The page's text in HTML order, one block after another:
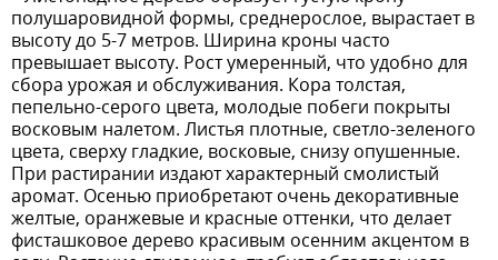
полушаровидной формы, среднерослое, вырастает в
высоту до 5-7 метров. Ширина кроны часто
превышает высоту. Рост умеренный, что удобно для
сбора урожая и обслуживания. Кора толстая,
пепельно-серого цвета, молодые побеги покрыты
восковым налетом. Листья плотные, светло-зеленого
цвета, сверху гладкие, восковые, снизу опушенные.
При растирании издают характерный смолистый
аромат. Осенью приобретают очень декоративные
желтые, оранжевые и красные оттенки, что делает
фисташковое дерево красивым осенним акцентом в